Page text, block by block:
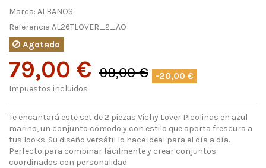
Marca: ALBANOS
Referencia AL26TLOVER_2_AO
Agotado
79,00 € 99,00 € -20,00 €
Impuestos incluidos
Te encantará este set de 2 piezas Vichy Lover Picolinas en azul
marino, un conjunto cómodo y con estilo que aporta frescura a
tus looks. Su diseño versátil lo hace ideal para el día a día.
Perfecto para combinar fácilmente y crear conjuntos
coordinados con personalidad.